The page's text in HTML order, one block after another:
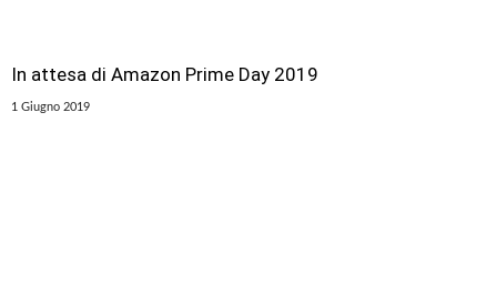
In attesa di Amazon Prime Day 2019
1 Giugno 2019